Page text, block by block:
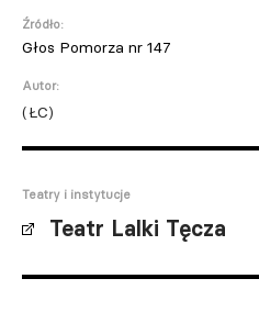
Źródło:
Głos Pomorza nr 147
Autor:
(ŁC)
Teatry i instytucje
Teatr Lalki Tęcza